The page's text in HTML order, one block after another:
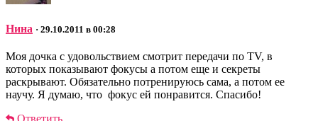
Нина · 29.10.2011 в 00:28
Моя дочка с удовольствием смотрит передачи по ТV, в
которых показывают фокусы а потом еще и секреты
раскрывают. Обязательно потренируюсь сама, а потом ее
научу. Я думаю, что фокус ей понравится. Спасибо!
Ответить